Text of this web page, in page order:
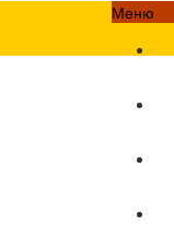
Меню